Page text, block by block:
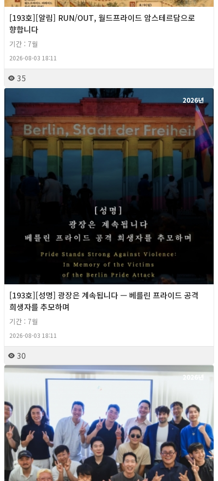
[193호][알림] RUN/OUT, 월드프라이드 암스테르담으로
향합니다
기간 : 7월
2026-08-03 18:11
35
2026년
[193호][성명] 광장은 계속됩니다 — 베를린 프라이드 공격
희생자를 추모하며
기간 : 7월
2026-08-03 18:11
30
2026년